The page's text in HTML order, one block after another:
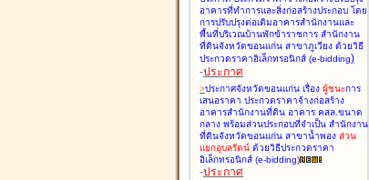
อาคารที่ทำการและสิ่งก่อสร้างประกอบ โดย
การปรับปรุงต่อเติมอาคารสำนักงานและ
พื้นที่บริเวณบ้านพักข้าราชการ สำนักงาน
ที่ดินจังหวัดขอนแก่น สาขาภูเวียง ด้วยวิธี
ประกวดราคาอิเล็กทรอนิกส์ (e-bidding)
-ประกาศ
>ประกาศจังหวัดขอนแก่น เรื่อง ผู้ชนะการ
เสนอราคา ประกวดราคาจ้างก่อสร้าง
อาคารสำนักงานที่ดิน อาคาร คสล.ขนาด
กลาง พร้อมส่วนประกอบที่จำเป็น สำนักงาน
ที่ดินจังหวัดขอนแก่น สาขาน้ำพอง ส่วน
แยกอุบลรัตน์ ด้วยวิธีประกวดราคา
อิเล็กทรอนิกส์ (e-bidding)
-ประกาศ